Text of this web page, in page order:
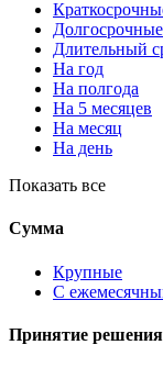
Долгосрочные
Длительный
На год
На полгода
На 5 месяцев
На месяц
На день
Показать все
Сумма
Крупные
С
Принятие решения